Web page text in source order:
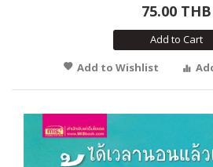
75.00 THB
Add to Cart
Add to Wishlist